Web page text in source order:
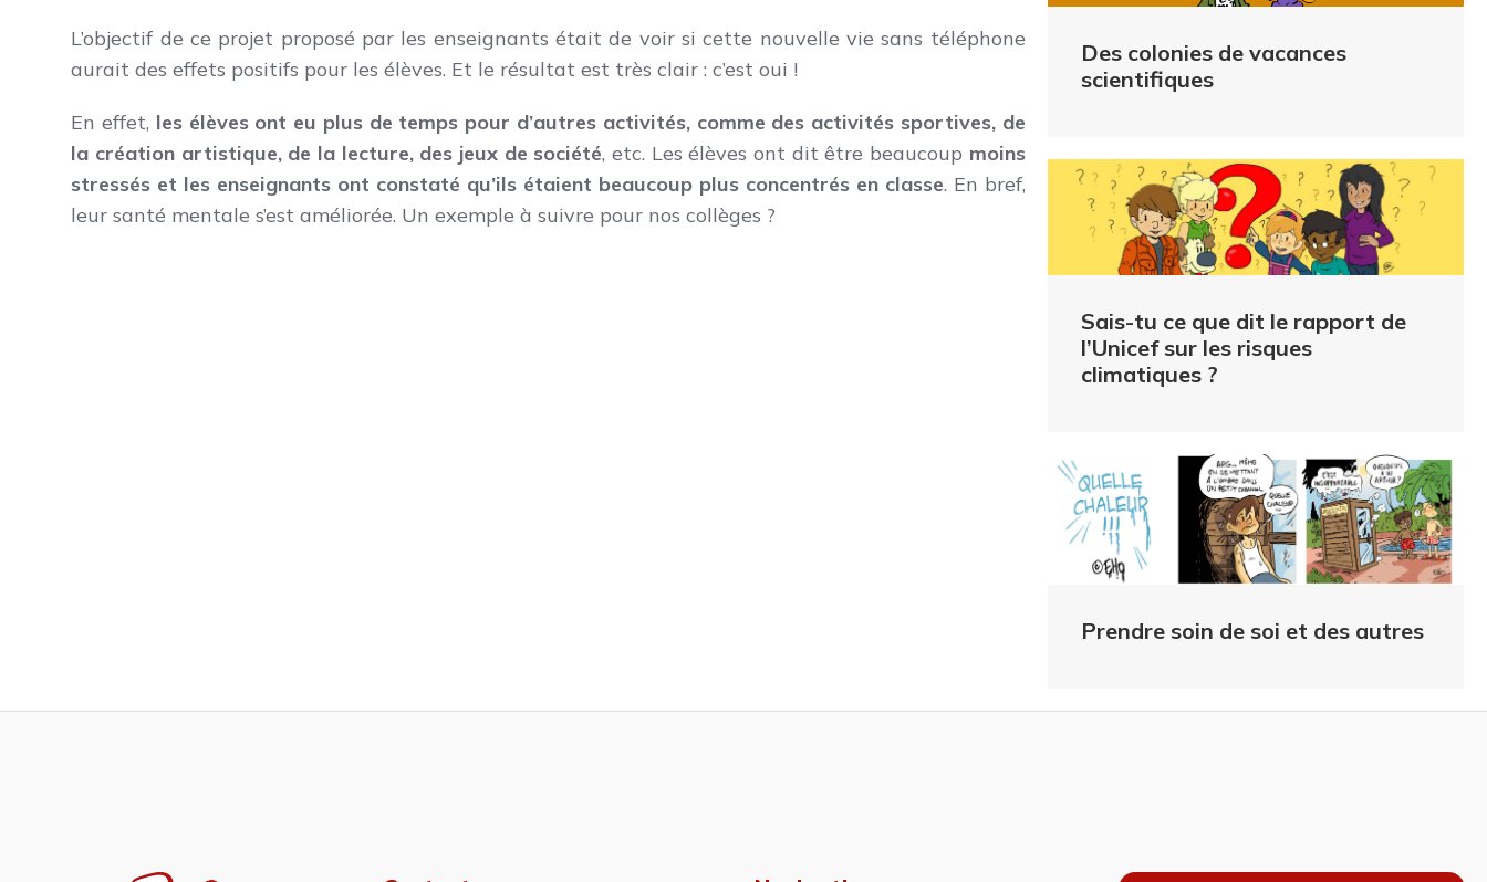
Des colonies de vacances
scientifiques
Sais-tu ce que dit le rapport de
l’Unicef sur les risques
climatiques ?
Prendre soin de soi et des autres
L’objectif de ce projet proposé par les enseignants était de voir si cette nouvelle vie sans téléphone
aurait des effets positifs pour les élèves. Et le résultat est très clair : c’est oui !
En effet, les élèves ont eu plus de temps pour d’autres activités, comme des activités sportives, de
la création artistique, de la lecture, des jeux de société, etc. Les élèves ont dit être beaucoup moins
stressés et les enseignants ont constaté qu’ils étaient beaucoup plus concentrés en classe. En bref,
leur santé mentale s’est améliorée. Un exemple à suivre pour nos collèges ?